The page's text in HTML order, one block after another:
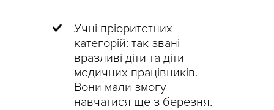
Учні пріоритетних
категорій: так звані
вразливі діти та діти
медичних працівників.
Вони мали змогу
навчатися ще з березня.